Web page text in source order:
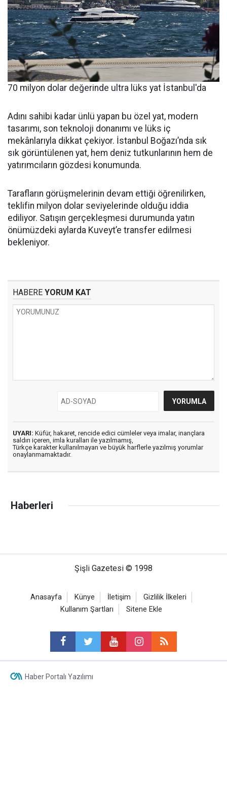
70 milyon dolar değerinde ultra lüks yat İstanbul'da
Adını sahibi kadar ünlü yapan bu özel yat, modern
tasarımı, son teknoloji donanımı ve lüks iç
mekânlarıyla dikkat çekiyor. İstanbul Boğazı’nda sık
sık görüntülenen yat, hem deniz tutkunlarının hem de
yatırımcıların gözdesi konumunda.
Tarafların görüşmelerinin devam ettiği öğrenilirken,
teklifin milyon dolar seviyelerinde olduğu iddia
ediliyor. Satışın gerçekleşmesi durumunda yatın
önümüzdeki aylarda Kuveyt’e transfer edilmesi
bekleniyor.
HABERE YORUM KAT
UYARI: Küfür, hakaret, rencide edici cümleler veya imalar, inançlara
saldırı içeren, imla kuralları ile yazılmamış,
Türkçe karakter kullanılmayan ve büyük harflerle yazılmış yorumlar
onaylanmamaktadır.
Haberleri
Şişli Gazetesi © 1998
Anasayfa Künye İletişim
Gizlilik İlkeleri
Kullanım Şartları
Sitene Ekle
Haber Portalı Yazılımı